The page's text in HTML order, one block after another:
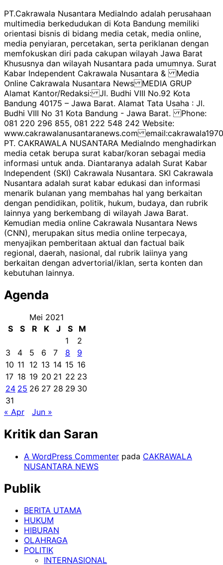
PT.Cakrawala Nusantara MediaIndo adalah perusahaan
multimedia berkedudukan di Kota Bandung memiliki
orientasi bisnis di bidang media cetak, media online,
media penyiaran, percetakan, serta periklanan dengan
memfokuskan diri pada cakupan wilayah Jawa Barat
Khususnya dan wilayah Nusantara pada umumnya. Surat
Kabar Independent Cakrawala Nusantara & Media
Online Cakrawala Nusantara News MEDIA GRUP
Alamat Kantor/Redaksi: Jl. Budhi VIII No.92 Kota
Bandung 40175 – Jawa Barat. Alamat Tata Usaha : Jl.
Budhi VIII No 31 Kota Bandung - Jawa Barat. Phone:
081 220 296 855, 081 222 548 242 Website:
www.cakrawalanusantaranews.com
PT. CAKRAWALA NUSANTARA MediaIndo menghadirkan
media cetak berupa surat kabar/koran sebagai media
informasi untuk anda. Diantaranya adalah Surat Kabar
Independent (SKI) Cakrawala Nusantara. SKI Cakrawala
Nusantara adalah surat kabar edukasi dan informasi
menarik bulanan yang membahas hal yang berkaitan
dengan pendidikan, politik, hukum, budaya, dan rubrik
lainnya yang berkembang di wilayah Jawa Barat.
Kemudian media online Cakrawala Nusantara News
(CNN), merupakan situs media online terpecaya,
menyajikan pemberitaan aktual dan factual baik
regional, daerah, nasional, dal rubrik laiinya yang
berkaitan dengan advertorial/iklan, serta konten dan
kebutuhan lainnya.
Agenda
Mei 2021
S
S R K J S
M
1
2
3
4 5 6 7 8
9
10 11 12 13 14 15 16
17 18 19 20 21 22 23
24 25 26 27 28 29 30
31
« Apr
Jun »
Kritik dan Saran
A WordPress Commenter pada CAKRAWALA
NUSANTARA NEWS
Publik
BERITA UTAMA
HUKUM
HIBURAN
OLAHRAGA
POLITIK
INTERNASIONAL